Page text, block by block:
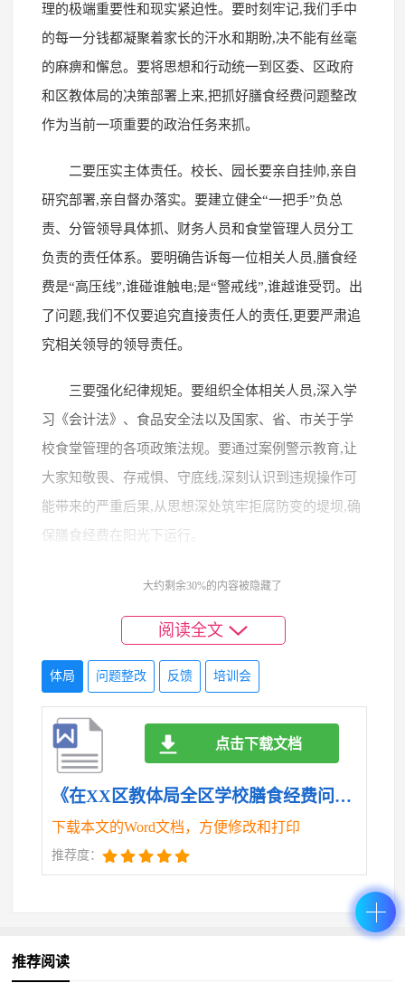
理的极端重要性和现实紧迫性。要时刻牢记,我们手中
的每一分钱都凝聚着家长的汗水和期盼,决不能有丝毫
的麻痹和懈怠。要将思想和行动统一到区委、区政府
和区教体局的决策部署上来,把抓好膳食经费问题整改
作为当前一项重要的政治任务来抓。
二要压实主体责任。校长、园长要亲自挂帅,亲自
研究部署,亲自督办落实。要建立健全“一把手”负总
责、分管领导具体抓、财务人员和食堂管理人员分工
负责的责任体系。要明确告诉每一位相关人员,膳食经
费是“高压线”,谁碰谁触电;是“警戒线”,谁越谁受罚。出
了问题,我们不仅要追究直接责任人的责任,更要严肃追
究相关领导的领导责任。
三要强化纪律规矩。要组织全体相关人员,深入学
习《会计法》、食品安全法以及国家、省、市关于学
校食堂管理的各项政策法规。要通过案例警示教育,让
大家知敬畏、存戒惧、守底线,深刻认识到违规操作可
能带来的严重后果,从思想深处筑牢拒腐防变的堤坝,确
保膳食经费在阳光下运行。
第二,必须坚持问题导向,以动真碰硬的决心抓好问
发现的问题,以及各单位自查自纠发现的问题,绝不能轻
描淡写、避重就轻,必须以“钉钉子”精神,一项一项整改,
一件一件销号,确保问题清零见底。
一要建立“清单+台账”的整改机制。会后,各单位要
立即行动起来,对照区教体局反馈的问题清单和自查情
况,逐一梳理,建立详尽的整改台账。这个台账必须做到
“五明确”:明确问题表现、明确问题根源、明确整改目
标、明确责任主体、明确完成时限。要实行挂图作战,
完成一项,销号一项,确保所有问题都有人管、有人盯、
有结果。
大约剩余30%的内容被隐藏了
阅读全文
体局 问题整改 反馈 培训会
《在XX区教体局全区学校膳食经费问题整改反馈暨工作推进培训会议上的讲话（精品）.doc》
下载本文的Word文档，方便修改和打印
推荐度：
点击下载文档
推荐阅读